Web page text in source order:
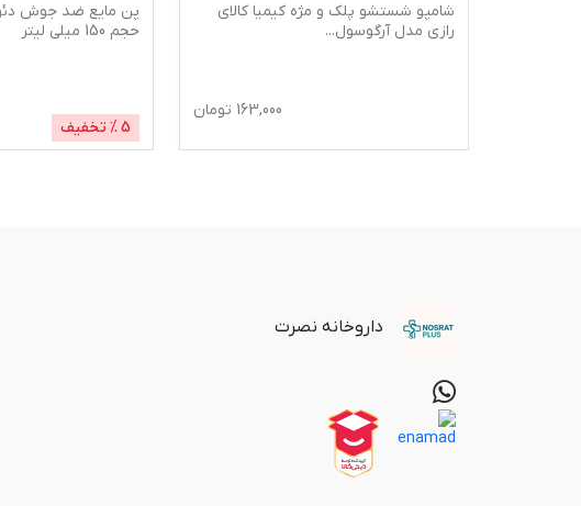
شامپو شستشو پلک و مژه کیمیا کالای
رازی مدل آرگوسول...
163,000 تومان
حجم 150 میلی لیتر
5% تخفیف
داروخانه نصرت